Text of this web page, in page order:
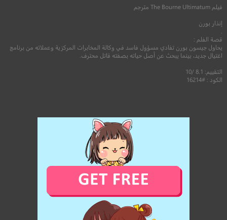
فيلم The Bourne Ultimatumمترجم
إنذار بورن
قصة الفلم :
يحاول جيسون بورن تفادي مسؤول فاسد في وكالة المخابرات المركزية وعملائه من برنامج
اغتيال جديد، بينما يبحث عن أصل حياته بصفته قاتل محترف.
التقييم: 8.1 /10
الكود : #16214